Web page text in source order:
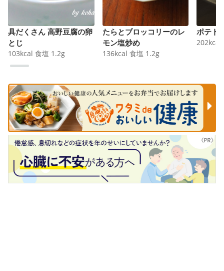
具だくさん 高野豆腐の卵
とじ
103kcal 食塩 1.2g
たらとブロッコリーのレ
モン塩炒め
136kcal 食塩 1.2g
ポテト
202kcal